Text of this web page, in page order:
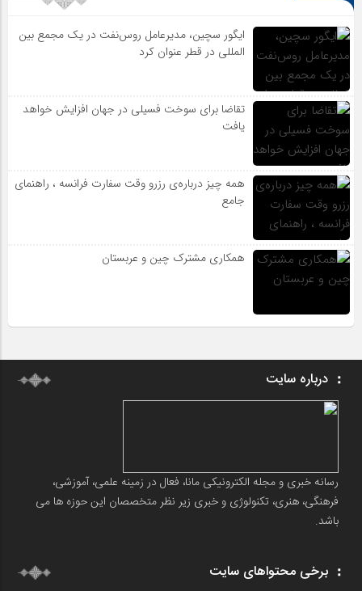
ایگور سچین، مدیرعامل روس‌نفت در یک مجمع بین
المللی در قطر عنوان کرد
تقاضا برای سوخت فسیلی در جهان افزایش خواهد
یافت
همه چیز درباره‌ی رزرو وقت سفارت فرانسه ، راهنمای
جامع
همکاری مشترک چین و عربستان
درباره سایت
رسانه خبری و مجله الکترونیکی مانا، فعال در زمینه علمی، آموزشی،
فرهنگی، هنری، تکنولوژی و خبری زیر نظر متخصصان این حوزه ها می
باشد.
برخی محتواهای سایت